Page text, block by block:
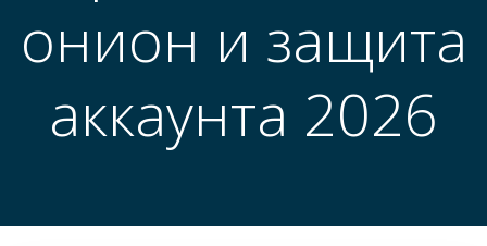
онион и защита
аккаунта 2026